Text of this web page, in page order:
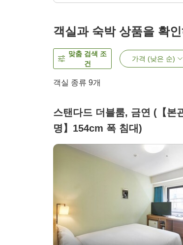
객실과 숙박 상품을 확
맞춤 검색 조
건
가격 (낮은 순)
객실 종류 9개
스탠다드 더블룸, 금연 (【본
명】154cm 폭 침대)